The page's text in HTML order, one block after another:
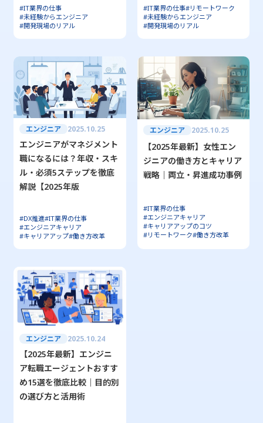
#IT業界の仕事
#未経験からエンジニア
#開発現場のリアル
#IT業界の仕事#リモートワーク
#未経験からエンジニア
#開発現場のリアル
エンジニア 2025.10.25
エンジニアがマネジメント
職になるには？年収・スキ
ル・必須5ステップを徹底
解説【2025年版
#DX推進#IT業界の仕事
#エンジニアキャリア
#キャリアアップ#働き方改革
エンジニア 2025.10.25
【2025年最新】女性エン
ジニアの働き方とキャリア
戦略｜両立・昇進成功事例
#IT業界の仕事
#エンジニアキャリア
#キャリアアップのコツ
#リモートワーク#働き方改革
エンジニア 2025.10.24
【2025年最新】エンジニ
ア転職エージェントおすす
め15選を徹底比較｜目的別
の選び方と活用術